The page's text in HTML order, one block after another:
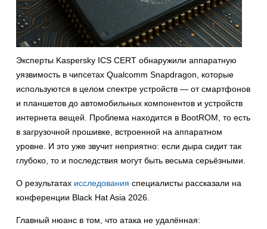
Эксперты Kaspersky ICS CERT обнаружили аппаратную
уязвимость в чипсетах Qualcomm Snapdragon, которые
используются в целом спектре устройств — от смартфонов
и планшетов до автомобильных компонентов и устройств
интернета вещей. Проблема находится в BootROM, то есть
в загрузочной прошивке, встроенной на аппаратном
уровне. И это уже звучит неприятно: если дыра сидит так
глубоко, то и последствия могут быть весьма серьёзными.
О результатах исследования специалисты рассказали на
конференции Black Hat Asia 2026.
Главный нюанс в том, что атака не удалённая: